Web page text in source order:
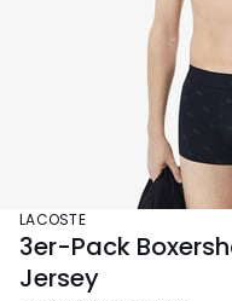
LACOSTE
3er-Pack
Jersey